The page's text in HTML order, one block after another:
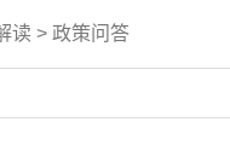
读 > 政策问答